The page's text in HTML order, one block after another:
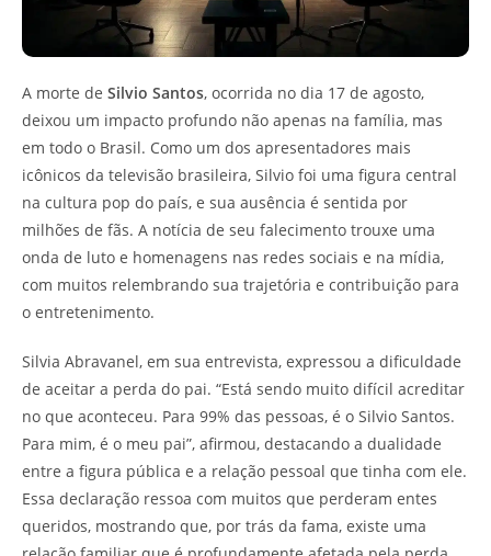
A morte de Silvio Santos, ocorrida no dia 17 de agosto,
deixou um impacto profundo não apenas na família, mas
em todo o Brasil. Como um dos apresentadores mais
icônicos da televisão brasileira, Silvio foi uma figura central
na cultura pop do país, e sua ausência é sentida por
milhões de fãs. A notícia de seu falecimento trouxe uma
onda de luto e homenagens nas redes sociais e na mídia,
com muitos relembrando sua trajetória e contribuição para
o entretenimento.
Silvia Abravanel, em sua entrevista, expressou a dificuldade
de aceitar a perda do pai. “Está sendo muito difícil acreditar
no que aconteceu. Para 99% das pessoas, é o Silvio Santos.
Para mim, é o meu pai”, afirmou, destacando a dualidade
entre a figura pública e a relação pessoal que tinha com ele.
Essa declaração ressoa com muitos que perderam entes
queridos, mostrando que, por trás da fama, existe uma